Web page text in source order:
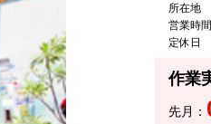
所在地
営業時間
定休日
作業
先月：